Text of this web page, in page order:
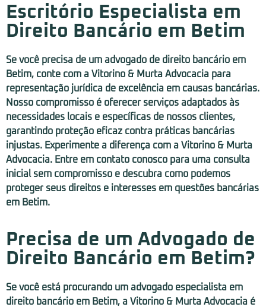
Escritório Especialista em
Direito Bancário em Betim
Se você precisa de um advogado de direito bancário em
Betim, conte com a Vitorino & Murta Advocacia para
representação jurídica de excelência em causas bancárias.
Nosso compromisso é oferecer serviços adaptados às
necessidades locais e específicas de nossos clientes,
garantindo proteção eficaz contra práticas bancárias
injustas. Experimente a diferença com a Vitorino & Murta
Advocacia. Entre em contato conosco para uma consulta
inicial sem compromisso e descubra como podemos
proteger seus direitos e interesses em questões bancárias
em Betim.
Precisa de um Advogado de
Direito Bancário em Betim?
Se você está procurando um advogado especialista em
direito bancário em Betim, a Vitorino & Murta Advocacia é